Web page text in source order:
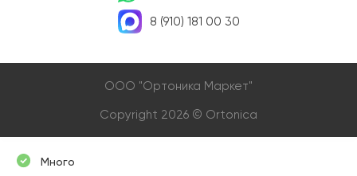
8 (910) 181 00 30
OOO "Ортоника Маркет"
Copyright 2026 © Ortonica
Много